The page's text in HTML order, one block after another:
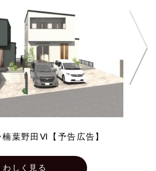
葉野田Ⅵ【予告広告】
わしく見る